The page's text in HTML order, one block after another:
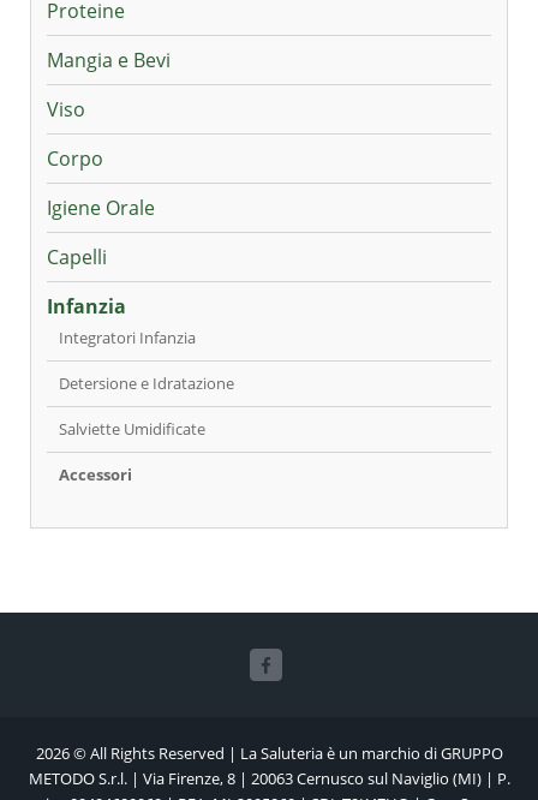
Proteine
Mangia e Bevi
Viso
Corpo
Igiene Orale
Capelli
Infanzia
Integratori Infanzia
Detersione e Idratazione
Salviette Umidificate
Accessori
2026 © All Rights Reserved | La Saluteria è un marchio di GRUPPO
METODO S.r.l. | Via Firenze, 8 | 20063 Cernusco sul Naviglio (MI) | P.